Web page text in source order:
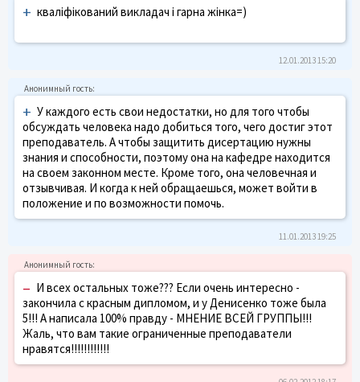
+ кваліфікований викладач і гарна жінка=)
12.01.2013 15:20
+ У каждого есть свои недостатки, но для того чтобы
обсуждать человека надо добиться того, чего достиг этот
преподаватель. А чтобы защитить дисертацию нужны
знания и способности, поэтому она на кафедре находится
на своем законном месте. Кроме того, она человечная и
отзывчивая. И когда к ней обращаешься, может войти в
положение и по возможности помочь.
11.01.2013 19:25
– И всех остальных тоже??? Если очень интересно -
закончила с красным дипломом, и у Денисенко тоже была
5!!! А написала 100% правду - МНЕНИЕ ВСЕЙ ГРУППЫ!!!
Жаль, что вам такие ограниченные преподаватели
нравятся!!!!!!!!!!!!